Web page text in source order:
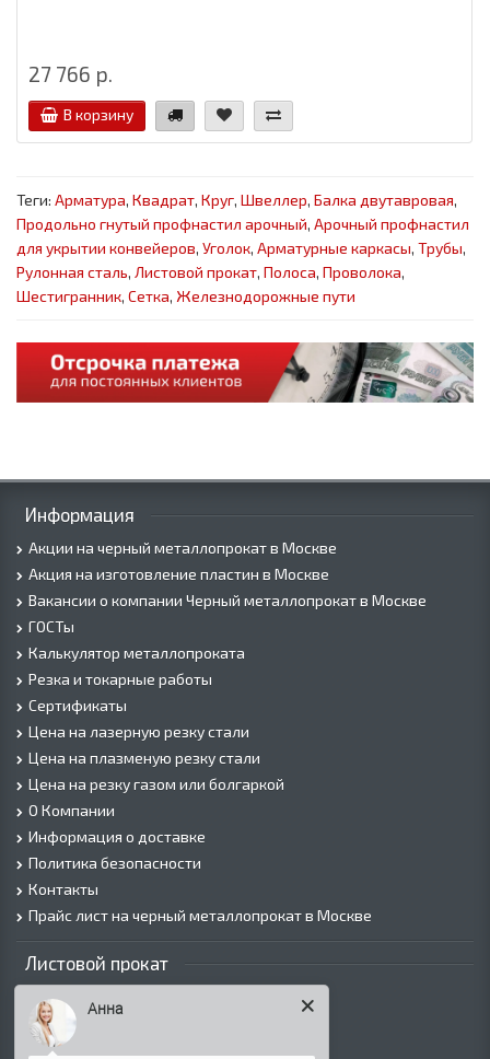
27 766 р.
В корзину
Теги: Арматура, Квадрат, Круг, Швеллер, Балка двутавровая,
Продольно гнутый профнастил арочный, Арочный профнастил
для укрытии конвейеров, Уголок, Арматурные каркасы, Трубы,
Рулонная сталь, Листовой прокат, Полоса, Проволока,
Шестигранник, Сетка, Железнодорожные пути
Информация
Акции на черный металлопрокат в Москве
Акция на изготовление пластин в Москве
Вакансии о компании Черный металлопрокат в Москве
ГОСТы
Калькулятор металлопроката
Резка и токарные работы
Сертификаты
Цена на лазерную резку стали
Цена на плазменую резку стали
Цена на резку газом или болгаркой
О Компании
Информация о доставке
Политика безопасности
Контакты
Прайс лист на черный металлопрокат в Москве
Листовой прокат
Лист г/к
Лист х/к
Просечно-вытяжной лист (ПВЛ)
Анна